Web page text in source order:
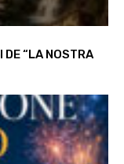
DE “LA NOSTRA